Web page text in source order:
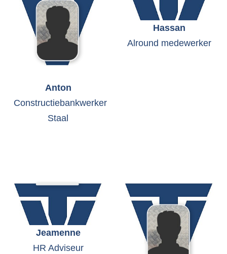
Anton
Constructiebankwerker
Staal
Hassan
Alround medewerker
Jeamenne
HR Adviseur